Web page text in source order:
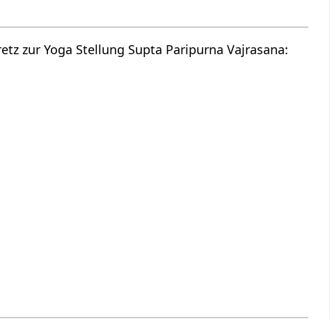
zur Yoga Stellung Supta Paripurna Vajrasana: